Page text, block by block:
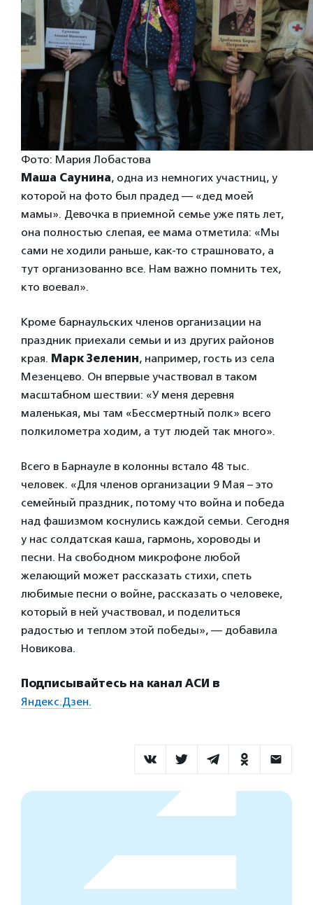
Фото: Мария Лобастова
Маша Саунина, одна из немногих участниц, у
которой на фото был прадед — «дед моей
мамы». Девочка в приемной семье уже пять лет,
она полностью слепая, ее мама отметила: «Мы
сами не ходили раньше, как-то страшновато, а
тут организованно все. Нам важно помнить тех,
кто воевал».
Кроме барнаульских членов организации на
праздник приехали семьи и из других районов
края. Марк Зеленин, например, гость из села
Мезенцево. Он впервые участвовал в таком
масштабном шествии: «У меня деревня
маленькая, мы там «Бессмертный полк» всего
полкилометра ходим, а тут людей так много».
Всего в Барнауле в колонны встало 48 тыс.
человек. «Для членов организации 9 Мая – это
семейный праздник, потому что война и победа
над фашизмом коснулись каждой семьи. Сегодня
у нас солдатская каша, гармонь, хороводы и
песни. На свободном микрофоне любой
желающий может рассказать стихи, спеть
любимые песни о войне, рассказать о человеке,
который в ней участвовал, и поделиться
радостью и теплом этой победы», — добавила
Новикова.
Подписывайтесь на канал АСИ в
Яндекс.Дзен.